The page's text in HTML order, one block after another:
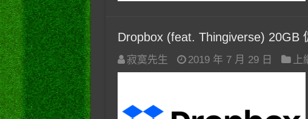
Dropbox (feat. Thingiverse) 20GB
寂寞先生 2019 年 7 月 29 日